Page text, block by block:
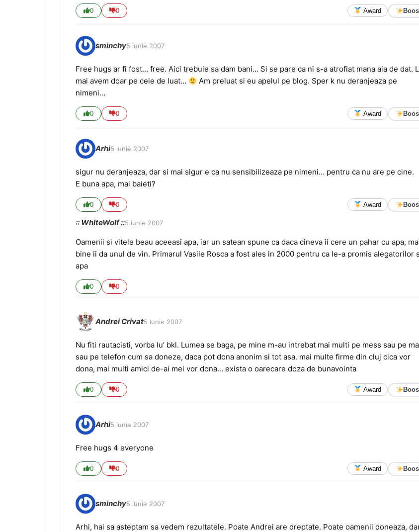
0 0 Award
sminchy5 iunie 2007
Free hugs ar fi fost… free. Aici trebuie sa dam bani… Si se pare ca ni s-a atrofiat mana aia de dat.
mai avem doar pe cele de luat…
Am preluat si eu apelul pe blog. Sper k nu deranjeaza pe
nimeni…
0 0 Award
Arhi5 iunie 2007
sigur nu deranjeaza, dar si mai sigur e ca nu sensibilizeaza pe nimeni… pentru ca nu are pe cine.
E buna apa, mai baieti?
0 0 Award
:: WhIteWolf ::5 iunie 2007
Oamenii si vitele beau aceeasi apa, iar un satean spune ca daca cineva ii cere un pahar cu apa,
bine ii da unul de vin. Primarul Vasile Rosca a fost ales in 2000 pentru ca le-a promis alegatorilor
apa
0 0
Andrei Crivat5 iunie 2007
Nu fiti rautacisti, vorba lu’ bkl. Lumea se baga, pe mine m-au intrebat mai multi pe mess sau pe
sau pe telefon cum sa doneze, daca pot dona anonim si tot asa. mai multe firme din cluj cica vor
dona, mai multi amici de-ai mei vor dona… exista o oarecare doza de bunavointa
0 0 Award
Arhi5 iunie 2007
Free hugs 4 everyone
0 0 Award
sminchy5 iunie 2007
Arhi, hai sa asteptam sa vedem rezultatele. Poate Andrei are dreptate. Poate oamenii doneaza,